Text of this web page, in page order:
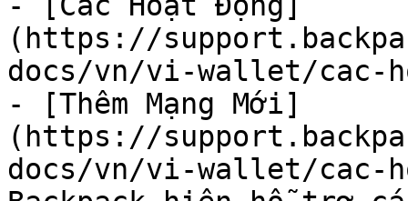
(https://
docs/vn/vi-wallet/cac-
- [Thêm Mạng Mới]
(https://
docs/vn/vi-wallet/cac-